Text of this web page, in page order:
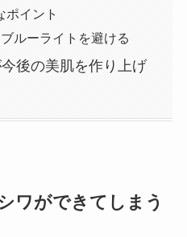
ポイント
ルーライトを避ける
後の美肌を作り上げ
ワができてしまう